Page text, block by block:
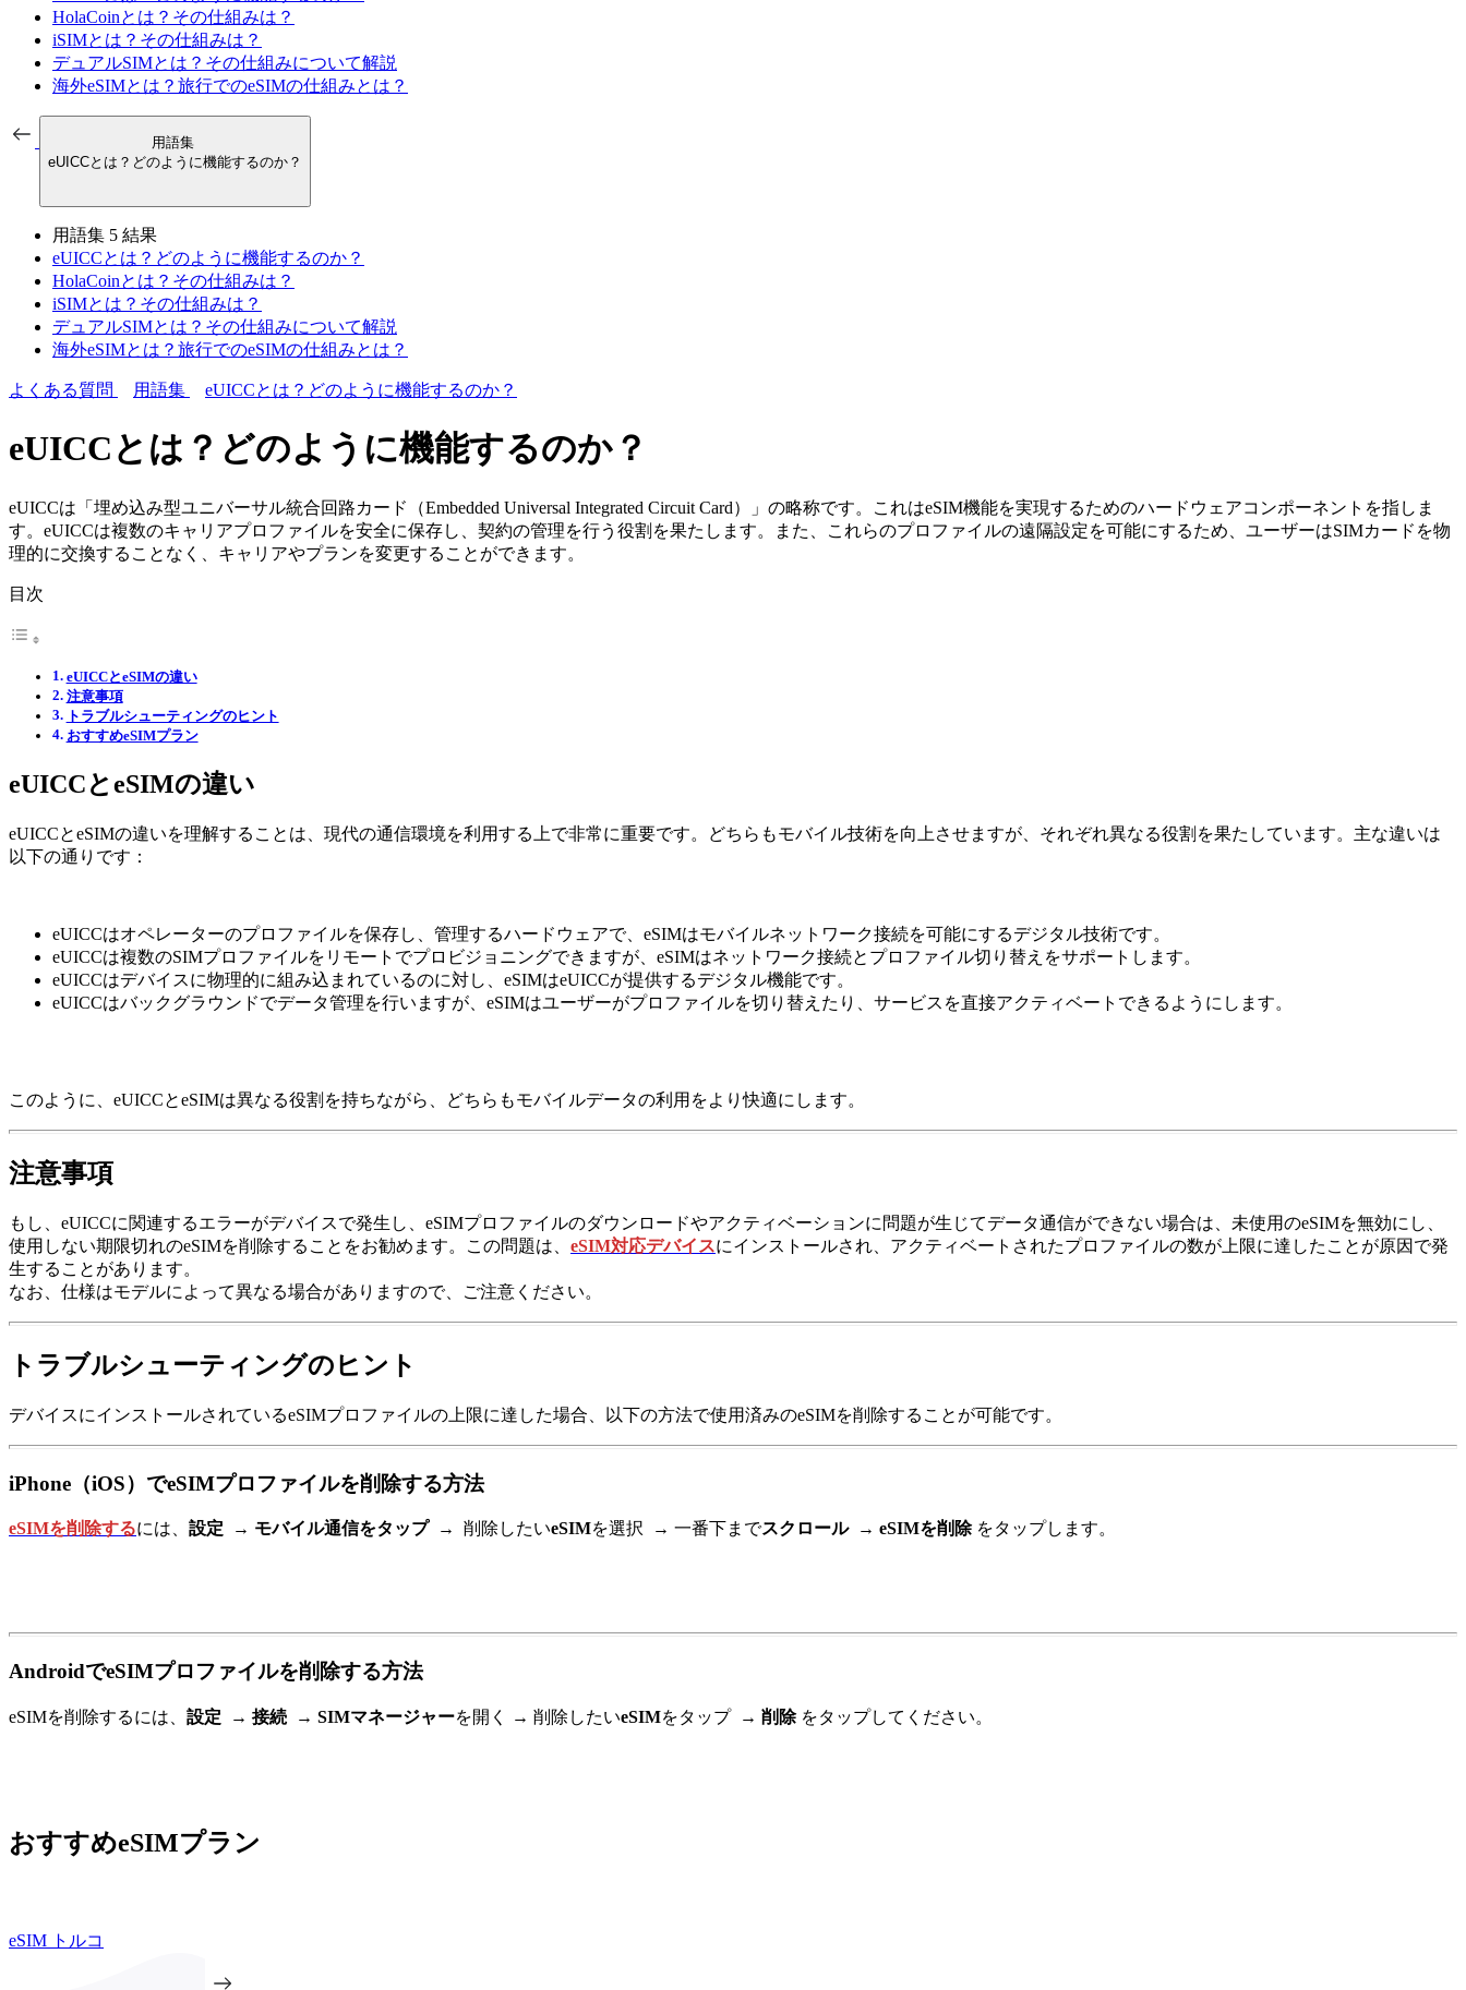
HolaCoinとは？その仕組みは？
iSIMとは？その仕組みは？
デュアルSIMとは？その仕組みについて解説
海外eSIMとは？旅行でのeSIMの仕組みとは？
用語集
eUICCとは？どのように機能するのか？
用語集 5 結果
eUICCとは？どのように機能するのか？
HolaCoinとは？その仕組みは？
iSIMとは？その仕組みは？
デュアルSIMとは？その仕組みについて解説
海外eSIMとは？旅行でのeSIMの仕組みとは？
よくある質問 用語集 eUICCとは？どのように機能するのか？
eUICCとは？どのように機能するのか？
eUICCは「埋め込み型ユニバーサル統合回路カード（Embedded Universal Integrated Circuit Card）」の略称です。これはeSIM機能を実現するためのハードウェアコンポーネントを指しま
す。eUICCは複数のキャリアプロファイルを安全に保存し、契約の管理を行う役割を果たします。また、これらのプロファイルの遠隔設定を可能にするため、ユーザーはSIMカードを物
理的に交換することなく、キャリアやプランを変更することができます。
目次
eUICCとeSIMの違い
注意事項
トラブルシューティングのヒント
おすすめeSIMプラン
eUICCとeSIMの違い
eUICCとeSIMの違いを理解することは、現代の通信環境を利用する上で非常に重要です。どちらもモバイル技術を向上させますが、それぞれ異なる役割を果たしています。主な違いは
以下の通りです：
eUICCはオペレーターのプロファイルを保存し、管理するハードウェアで、eSIMはモバイルネットワーク接続を可能にするデジタル技術です。
eUICCは複数のSIMプロファイルをリモートでプロビジョニングできますが、eSIMはネットワーク接続とプロファイル切り替えをサポートします。
eUICCはデバイスに物理的に組み込まれているのに対し、eSIMはeUICCが提供するデジタル機能です。
eUICCはバックグラウンドでデータ管理を行いますが、eSIMはユーザーがプロファイルを切り替えたり、サービスを直接アクティベートできるようにします。
このように、eUICCとeSIMは異なる役割を持ちながら、どちらもモバイルデータの利用をより快適にします。
注意事項
もし、eUICCに関連するエラーがデバイスで発生し、eSIMプロファイルのダウンロードやアクティベーションに問題が生じてデータ通信ができない場合は、未使用のeSIMを無効にし、
使用しない期限切れのeSIMを削除することをお勧めます。この問題は、 eSIM対応デバイスにインストールされ、アクティベートされたプロファイルの数が上限に達したことが原因で発
生することがあります。
なお、仕様はモデルによって異なる場合がありますので、ご注意ください。
トラブルシューティングのヒント
デバイスにインストールされているeSIMプロファイルの上限に達した場合、以下の方法で使用済みのeSIMを削除することが可能です。
iPhone（iOS）でeSIMプロファイルを削除する方法
eSIMを削除するには、 設定 → モバイル通信をタップ → 削除したいeSIMを選択 → 一番下までスクロール → eSIMを削除 をタップします。
AndroidでeSIMプロファイルを削除する方法
eSIMを削除するには、 設定 → 接続 → SIMマネージャーを開く → 削除したいeSIMをタップ → 削除 をタップしてください。
おすすめeSIMプラン
eSIM トルコ